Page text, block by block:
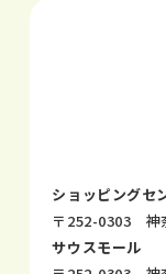
ショッピングセ
〒252-0303 神
サウスモール